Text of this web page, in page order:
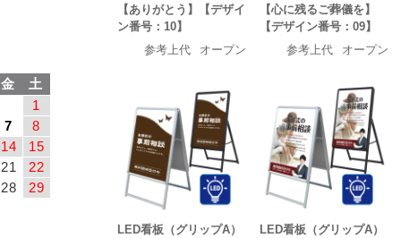
【ありがとう】【デザイ
ン番号：10】
参考上代
オープン
【心に残るご葬儀を】
【デザイン番号：09】
参考上代
オープン
LED看板（グリップA）
LED看板（グリップA）
金
土
1
7
8
14
15
21
22
28
29